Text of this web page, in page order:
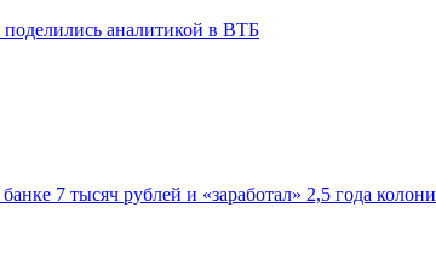
аналитикой в ВТБ
7 тысяч рублей и «заработал» 2,5 года